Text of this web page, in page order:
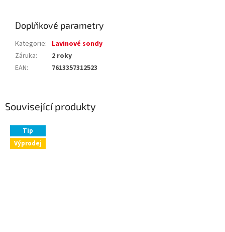
Související produkty
Tip
Výprodej
Doplňkové parametry
Kategorie: Lavinové sondy
Záruka:
2 roky
EAN: 7613357312523